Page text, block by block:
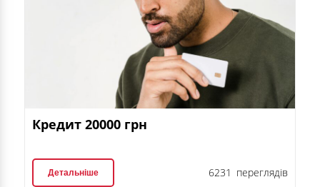
Кредит 20000 грн
Детальніше 6231 переглядів